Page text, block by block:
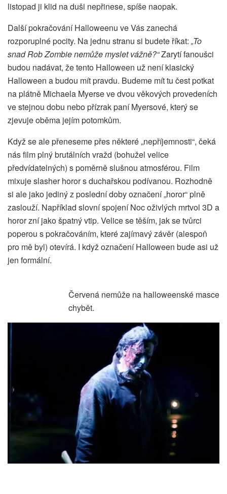
listopad ji klid na duši nepřinese, spíše naopak.
Další pokračování Halloweenu ve Vás zanechá
rozporuplné pocity. Na jednu stranu si budete říkat: „To
snad Rob Zombie nemůže myslet vážně?“Zarytí fanoušci
budou nadávat, že tento Halloween už není klasický
Halloween a budou mít pravdu. Budeme mít tu čest potkat
na plátně Michaela Myerse ve dvou věkových provedeních
ve stejnou dobu nebo přízrak paní Myersové, který se
zjevuje oběma jejím potomkům.
Když se ale přeneseme přes některé „nepříjemnosti“, čeká
nás film plný brutálních vražd (bohužel velice
předvídatelných) s poměrně slušnou atmosférou. Film
mixuje slasher horor s duchařskou podívanou. Rozhodně
si ale jako jediný z poslední doby označení „horor“ plně
zaslouží. Například slovní spojení Noc oživlých mrtvol 3D a
horor zní jako špatný vtip. Velice se těším, jak se tvůrci
poperou s pokračováním, které zajímavý závěr (alespoň
pro mě byl) otevírá. I když označení Halloween bude asi už
jen formální.
Červená nemůže na halloweenské masce
chybět.